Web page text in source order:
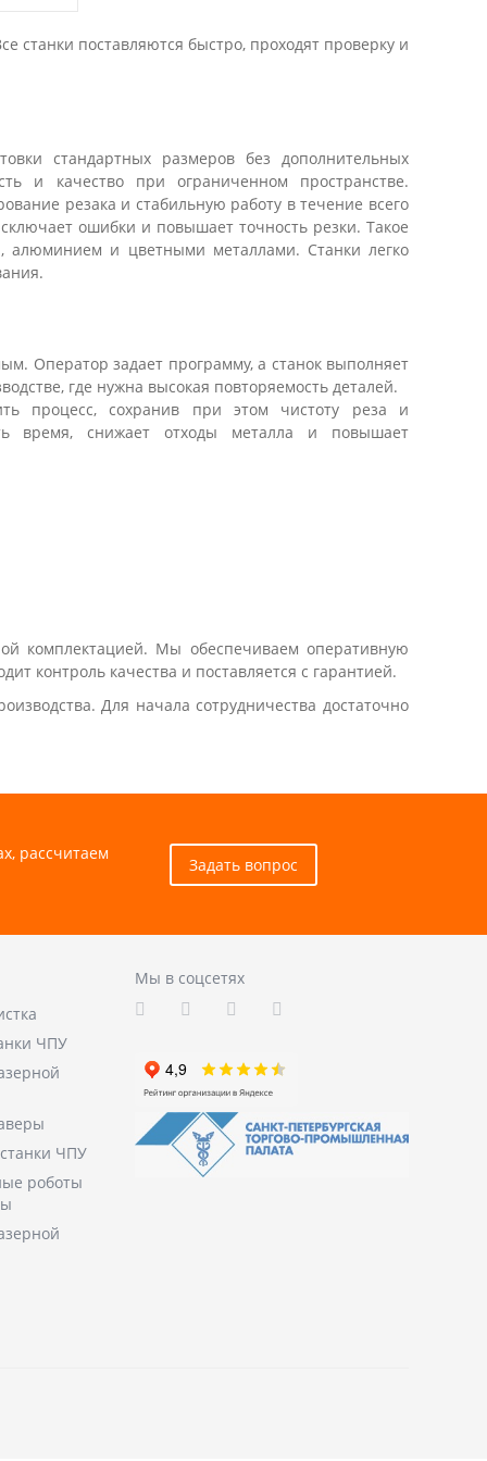
станки поставляются быстро, проходят проверку и
стандартных размеров без дополнительных
и качество при ограниченном пространстве.
резака и стабильную работу в течение всего
ошибки и повышает точность резки. Такое
алюминием и цветными металлами. Станки легко
Оператор задает программу, а станок выполняет
где нужна высокая повторяемость деталей.
процесс, сохранив при этом чистоту реза и
время, снижает отходы металла и повышает
комплектацией. Мы обеспечиваем оперативную
контроль качества и поставляется с гарантией.
Для начала сотрудничества достаточно
рассчитаем
Задать вопрос
ЧПУ
ЧПУ
роботы
Мы в соцсетях